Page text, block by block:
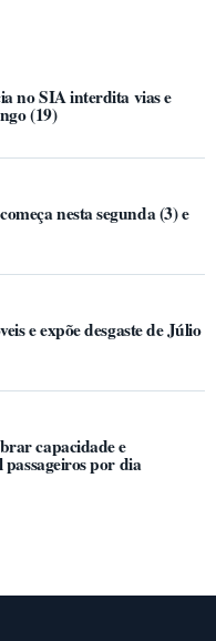
no SIA interdita vias e
(19)
nesta segunda (3) e
e expõe desgaste de Júlio
capacidade e
por dia